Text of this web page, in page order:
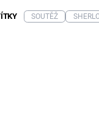
SOUTĚŽ